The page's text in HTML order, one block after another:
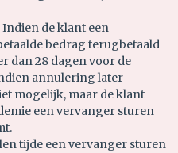
de klant een
bedrag terugbetaald
dan 28 dagen voor de
annulering later
mogelijk, maar de klant
een vervanger sturen
tijde een vervanger sturen